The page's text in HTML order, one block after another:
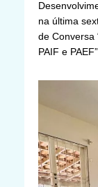
na última
de Conversa
PAIF e PAEF”.